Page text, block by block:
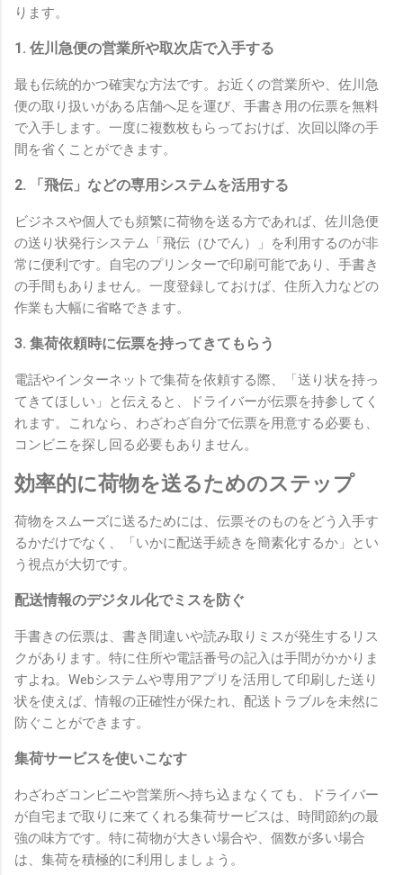
ります。
1. 佐川急便の営業所や取次店で入手する
最も伝統的かつ確実な方法です。お近くの営業所や、佐川急
便の取り扱いがある店舗へ足を運び、手書き用の伝票を無料
で入手します。一度に複数枚もらっておけば、次回以降の手
間を省くことができます。
2. 「飛伝」などの専用システムを活用する
ビジネスや個人でも頻繁に荷物を送る方であれば、佐川急便
の送り状発行システム「飛伝（ひでん）」を利用するのが非
常に便利です。自宅のプリンターで印刷可能であり、手書き
の手間もありません。一度登録しておけば、住所入力などの
作業も大幅に省略できます。
3. 集荷依頼時に伝票を持ってきてもらう
電話やインターネットで集荷を依頼する際、「送り状を持っ
てきてほしい」と伝えると、ドライバーが伝票を持参してく
れます。これなら、わざわざ自分で伝票を用意する必要も、
コンビニを探し回る必要もありません。
効率的に荷物を送るためのステップ
荷物をスムーズに送るためには、伝票そのものをどう入手す
るかだけでなく、「いかに配送手続きを簡素化するか」とい
う視点が大切です。
配送情報のデジタル化でミスを防ぐ
手書きの伝票は、書き間違いや読み取りミスが発生するリス
クがあります。特に住所や電話番号の記入は手間がかかりま
すよね。Webシステムや専用アプリを活用して印刷した送り
状を使えば、情報の正確性が保たれ、配送トラブルを未然に
防ぐことができます。
集荷サービスを使いこなす
わざわざコンビニや営業所へ持ち込まなくても、ドライバー
が自宅まで取りに来てくれる集荷サービスは、時間節約の最
強の味方です。特に荷物が大きい場合や、個数が多い場合
は、集荷を積極的に利用しましょう。